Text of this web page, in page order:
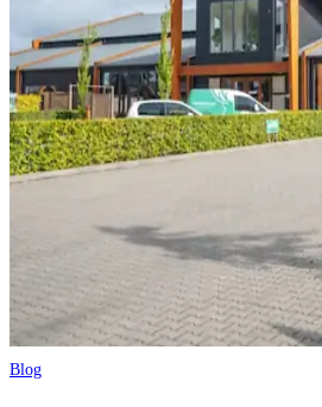
Blog